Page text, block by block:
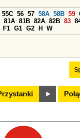
55C 56 57 58A 58B 59
81A 81B 82A 82B 83
F1 G1 G2 H W